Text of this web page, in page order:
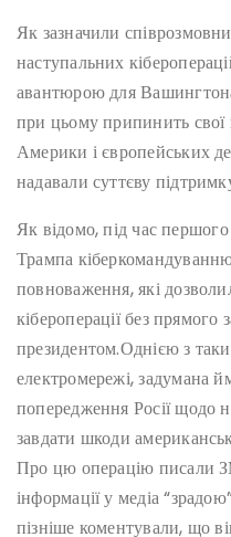
Як зазначили
наступальних
авантюрою для
при цьому припинить свої
Америки і європейських
надавали суттєву
Як відомо, під час
Трампа
повноваження, які
кібероперації без прямого
президентом.Однією з
електромережі, задумана
попередження Росії щодо
завдати шкоди
Про цю операцію писали
інформації у медіа
пізніше коментували, що